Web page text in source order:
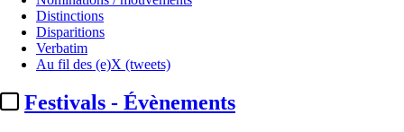
Distinctions
Disparitions
Verbatim
Au fil des (e)X (tweets)
Festivals - Évènements